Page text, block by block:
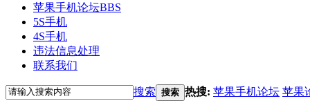
苹果手机论坛BBS
5S手机
4S手机
违法信息处理
联系我们
搜索 搜索 热搜: 苹果手机论坛 苹果